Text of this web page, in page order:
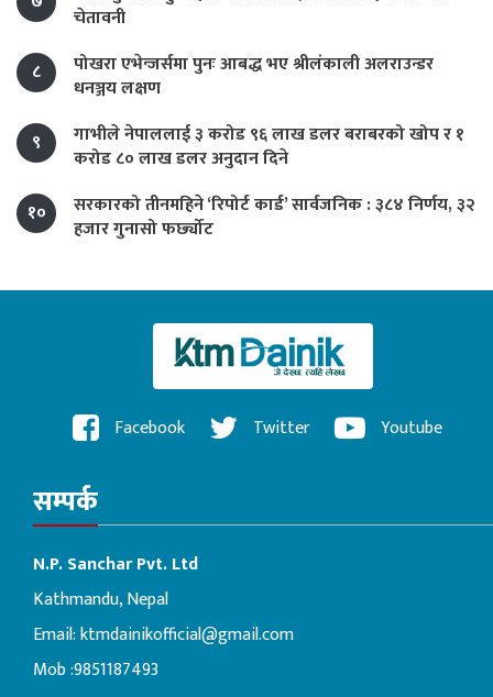
चेतावनी
८
पोखरा एभेन्जर्समा पुनः आबद्ध भए श्रीलंकाली अलराउन्डर
धनञ्जय लक्षण
९
गाभीले नेपाललाई ३ करोड ९६ लाख डलर बराबरको खोप र १
करोड ८० लाख डलर अनुदान दिने
१०
सरकारको तीनमहिने ‘रिपोर्ट कार्ड’ सार्वजनिक : ३८४ निर्णय, ३२
हजार गुनासो फर्छ्योट
Facebook Twitter Youtube
सम्पर्क
N.P. Sanchar Pvt. Ltd
Kathmandu, Nepal
Email:ktmdainikofficial@gmail.com
Mob :9851187493